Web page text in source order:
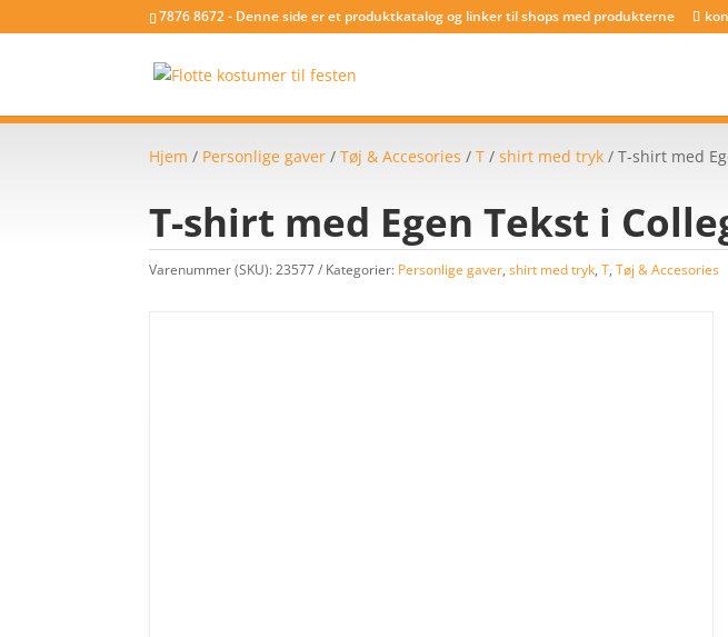
7876 8672 - Denne side er et produktkatalog og linker til shops med produkterne
Hjem / Personlige gaver /Tøj & Accesories /T /shirt med tryk / T-shirt med
T-shirt med Egen Tekst i
Varenummer (SKU):23577 Kategorier: Personlige gaver,shirt med tryk,T,Tøj & Accesories